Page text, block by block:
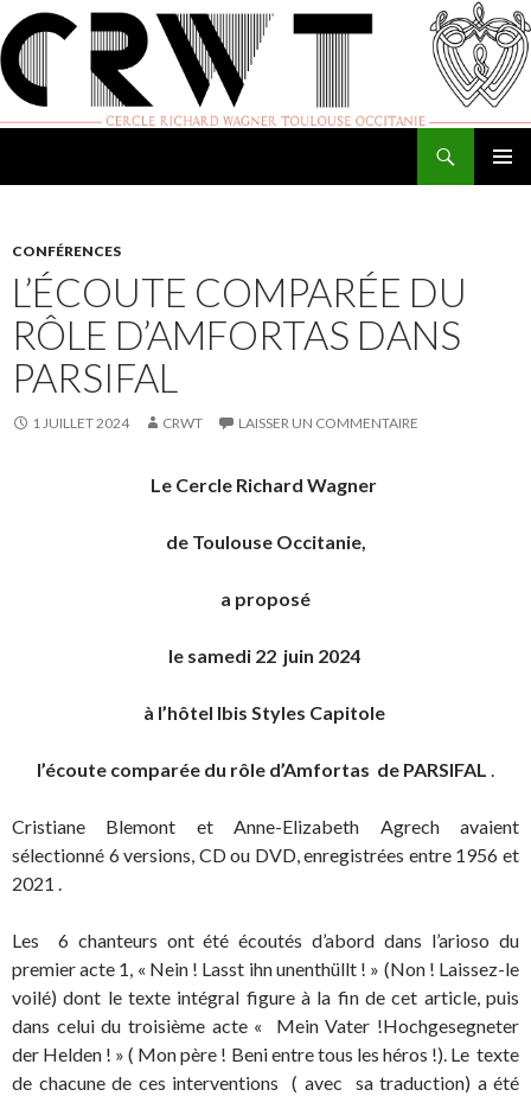
CONFÉRENCES
L’ÉCOUTE COMPARÉE DU
RÔLE D’AMFORTAS DANS
PARSIFAL
1 JUILLET 2024 CRWT LAISSER UN COMMENTAIRE
Le Cercle Richard Wagner
de Toulouse Occitanie,
a proposé
le samedi 22 juin 2024
à l’hôtel Ibis Styles Capitole
l’écoute comparée du rôle d’Amfortas de PARSIFAL .
Cristiane Blemont et Anne-Elizabeth Agrech avaient
sélectionné 6 versions, CD ou DVD, enregistrées entre 1956 et
2021 .
Les 6 chanteurs ont été écoutés d’abord dans l’arioso du
premier acte 1, « Nein ! Lasst ihn unenthüllt ! » (Non ! Laissez-le
voilé) dont le texte intégral figure à la fin de cet article, puis
dans celui du troisième acte « Mein Vater !Hochgesegneter
der Helden ! » ( Mon père ! Beni entre tous les héros !). Le texte
de chacune de ces interventions ( avec sa traduction) a été